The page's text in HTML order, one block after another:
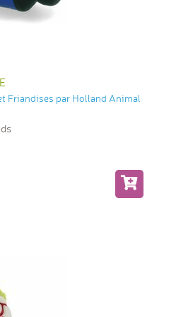
Friandises par Holland Animal